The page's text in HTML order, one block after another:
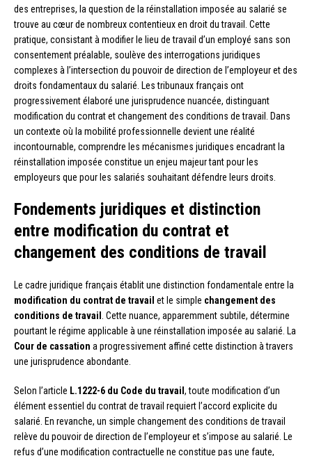
des entreprises, la question de la réinstallation imposée au salarié se
trouve au cœur de nombreux contentieux en droit du travail. Cette
pratique, consistant à modifier le lieu de travail d’un employé sans son
consentement préalable, soulève des interrogations juridiques
complexes à l’intersection du pouvoir de direction de l’employeur et des
droits fondamentaux du salarié. Les tribunaux français ont
progressivement élaboré une jurisprudence nuancée, distinguant
modification du contrat et changement des conditions de travail. Dans
un contexte où la mobilité professionnelle devient une réalité
incontournable, comprendre les mécanismes juridiques encadrant la
réinstallation imposée constitue un enjeu majeur tant pour les
employeurs que pour les salariés souhaitant défendre leurs droits.
Fondements juridiques et distinction
entre modification du contrat et
changement des conditions de travail
Le cadre juridique français établit une distinction fondamentale entre la
modification du contrat de travail et le simple changement des
conditions de travail . Cette nuance, apparemment subtile, détermine
pourtant le régime applicable à une réinstallation imposée au salarié. La
Cour de cassation a progressivement affiné cette distinction à travers
une jurisprudence abondante.
Selon l’article L.1222-6 du Code du travail, toute modification d’un
élément essentiel du contrat de travail requiert l’accord explicite du
salarié. En revanche, un simple changement des conditions de travail
relève du pouvoir de direction de l’employeur et s’impose au salarié. Le
refus d’une modification contractuelle ne constitue pas une faute,